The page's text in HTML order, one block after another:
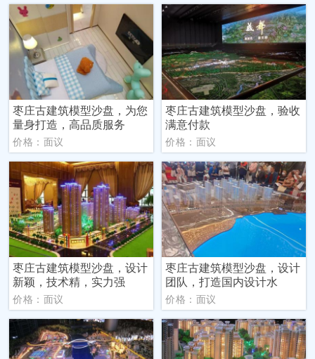
枣庄古建筑模型沙盘，为您
量身打造，高品质服务
价格：面议
枣庄古建筑模型沙盘，验收
满意付款
价格：面议
枣庄古建筑模型沙盘，设计
新颖，技术精，实力强
价格：面议
枣庄古建筑模型沙盘，设计
团队，打造国内设计水
价格：面议